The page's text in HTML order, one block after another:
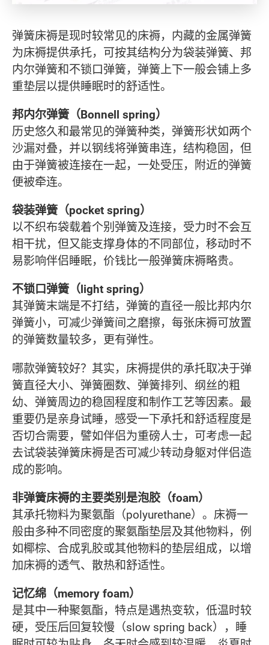
弹簧床褥是现时较常见的床褥，内藏的金属弹簧
为床褥提供承托，可按其结构分为袋装弹簧、邦
内尔弹簧和不锁口弹簧，弹簧上下一般会铺上多
重垫层以提供睡眠时的舒适性。
邦内尔弹簧（Bonnell spring）
历史悠久和最常见的弹簧种类，弹簧形状如两个
沙漏对叠，并以钢线将弹簧串连，结构稳固，但
由于弹簧被连接在一起，一处受压，附近的弹簧
便被牵连。
袋装弹簧（pocket spring）
以不织布袋载着个别弹簧及连接，受力时不会互
相干扰，但又能支撑身体的不同部位，移动时不
易影响伴侣睡眠，价钱比一般弹簧床褥略贵。
不锁口弹簧（light spring）
其弹簧末端是不打结，弹簧的直径一般比邦内尔
弹簧小，可减少弹簧间之磨擦，每张床褥可放置
的弹簧数量较多，更有弹性。
哪款弹簧较好？其实，床褥提供的承托取决于弹
簧直径大小、弹簧圈数、弹簧排列、纲丝的粗
幼、弹簧周边的稳固程度和制作工艺等因素。最
重要仍是亲身试睡，感受一下承托和舒适程度是
否切合需要，譬如伴侣为重磅人士，可考虑一起
去试袋装弹簧床褥是否可减少转动身躯对伴侣造
成的影响。
非弹簧床褥的主要类别是泡胶（foam）
其承托物料为聚氨酯（polyurethane）。床褥一
般由多种不同密度的聚氨酯垫层及其他物料，例
如椰棕、合成乳胶或其他物料的垫层组成，以增
加床褥的透气、散热和舒适性。
记忆绵（memory foam）
是其中一种聚氨酯，特点是遇热变软，低温时较
硬，受压后回复较慢（slow spring back），睡